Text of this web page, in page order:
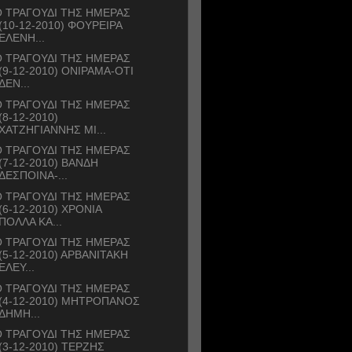
ΤΡΑΓΟΥΔΙ ΤΗΣ ΗΜΕΡΑΣ
(10-12-2010) ΦΟΥΡΕΙΡΑ
ΕΛΕΝΗ...
ΤΡΑΓΟΥΔΙ ΤΗΣ ΗΜΕΡΑΣ
(9-12-2010) ΟΝΙΡΑΜΑ-ΟΤΙ
ΤΡΑΓΟΥΔΙ ΤΗΣ ΗΜΕΡΑΣ
(8-12-2010)
ΧΑΤΖΗΓΙΑΝΝΗΣ ΜΙ...
ΤΡΑΓΟΥΔΙ ΤΗΣ ΗΜΕΡΑΣ
(7-12-2010) ΒΑΝΔΗ
...
ΤΡΑΓΟΥΔΙ ΤΗΣ ΗΜΕΡΑΣ
(6-12-2010) ΧΡΟΝΙΑ
ΠΟΛΛΑ ΚΑ...
ΤΡΑΓΟΥΔΙ ΤΗΣ ΗΜΕΡΑΣ
(5-12-2010) ΑΡΒΑΝΙΤΑΚΗ
ΕΛΕΥ...
ΤΡΑΓΟΥΔΙ ΤΗΣ ΗΜΕΡΑΣ
(4-12-2010) ΜΗΤΡΟΠΑΝΟΣ
ΤΡΑΓΟΥΔΙ ΤΗΣ ΗΜΕΡΑΣ
(3-12-2010) ΤΕΡΖΗΣ